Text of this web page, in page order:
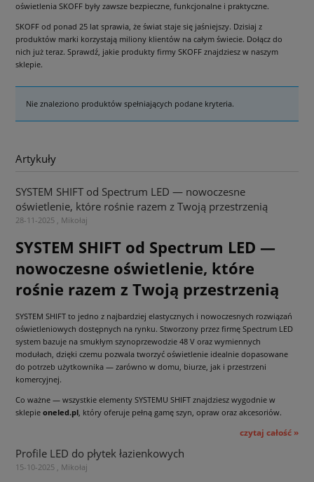
oświetlenia SKOFF były zawsze bezpieczne, funkcjonalne i praktyczne.
SKOFF od ponad 25 lat sprawia, że świat staje się jaśniejszy. Dzisiaj z
produktów marki korzystają miliony klientów na całym świecie. Dołącz do
nich już teraz. Sprawdź, jakie produkty firmy SKOFF znajdziesz w naszym
sklepie.
Nie znaleziono produktów spełniających podane kryteria.
Artykuły
SYSTEM SHIFT od Spectrum LED — nowoczesne
oświetlenie, które rośnie razem z Twoją przestrzenią
28-11-2025 , Mikołaj
SYSTEM SHIFT od Spectrum LED —
nowoczesne oświetlenie, które
rośnie razem z Twoją przestrzenią
SYSTEM SHIFT to jedno z najbardziej elastycznych i nowoczesnych rozwiązań
oświetleniowych dostępnych na rynku. Stworzony przez firmę Spectrum LED
system bazuje na smukłym szynoprzewodzie 48 V oraz wymiennych
modułach, dzięki czemu pozwala tworzyć oświetlenie idealnie dopasowane
do potrzeb użytkownika — zarówno w domu, biurze, jak i przestrzeni
komercyjnej.
Co ważne — wszystkie elementy SYSTEMU SHIFT znajdziesz wygodnie w
sklepie oneled.pl, który oferuje pełną gamę szyn, opraw oraz akcesoriów.
czytaj całość »
Profile LED do płytek łazienkowych
15-10-2025 , Mikołaj